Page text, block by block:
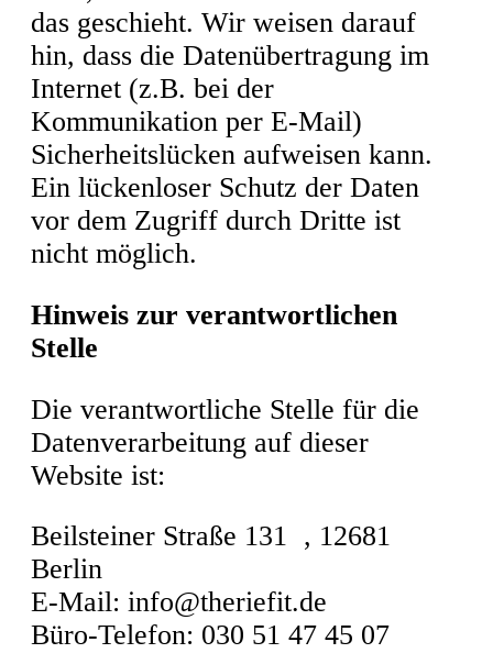
das geschieht. Wir weisen darauf
hin, dass die Datenübertragung im
Internet (z.B. bei der
Kommunikation per E-Mail)
Sicherheitslücken aufweisen kann.
Ein lückenloser Schutz der Daten
vor dem Zugriff durch Dritte ist
nicht möglich.
Hinweis zur verantwortlichen
Stelle
Die verantwortliche Stelle für die
Datenverarbeitung auf dieser
Website ist:
Beilsteiner Straße 131 , 12681
Berlin
E-Mail: info@theriefit.de
Büro-Telefon: 030 51 47 45 07